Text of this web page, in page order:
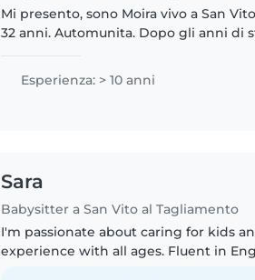
Mi presento, sono Moira vivo a San Vito al
32 anni. Automunita. Dopo gli anni di studio alla
Esperienza: > 10 anni
Sara
Babysitter a San Vito al Tagliamento
I'm passionate about caring for kids
experience with all ages. Fluent in